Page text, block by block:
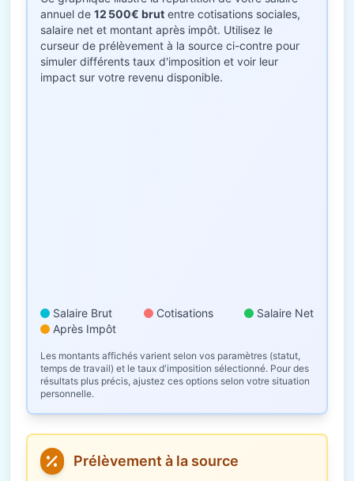
annuel de 12 500€ brut entre cotisations sociales,
salaire net et montant après impôt. Utilisez le
curseur de prélèvement à la source ci-contre pour
simuler différents taux d'imposition et voir leur
impact sur votre revenu disponible.
Salaire Brut Cotisations
Salaire Net
Après Impôt
Les montants affichés varient selon vos paramètres (statut,
temps de travail) et le taux d'imposition sélectionné. Pour des
résultats plus précis, ajustez ces options selon votre situation
personnelle.
Prélèvement à la source